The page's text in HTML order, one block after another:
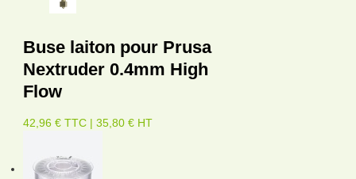
Buse laiton pour Prusa
Nextruder 0.4mm High
Flow
42,96 € TTC | 35,80 € HT